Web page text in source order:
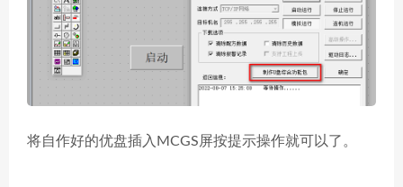
将自作好的优盘插入MCGS屏按提示操作就可以了。